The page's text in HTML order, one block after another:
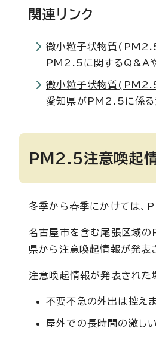
関連リンク
微小粒子状物質
PM2.5に関するQ&Aや
微小粒子状物質
愛知県がPM2.5に係る
PM2.5注意喚起
冬季から春季にかけては、
名古屋市を含む尾張区域の
県から注意喚起情報が発表
注意喚起情報が発表された
不要不急の外出は控えま
屋外での長時間の激し